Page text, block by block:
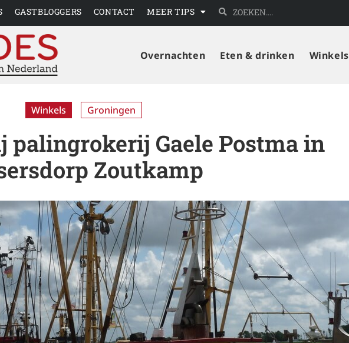
GASTBLOGGERS CONTACT MEER TIPS
Overnachten Eten & drinken Winkels
Winkels Groningen
palingrokerij Gaele Postma in
Zoutkamp